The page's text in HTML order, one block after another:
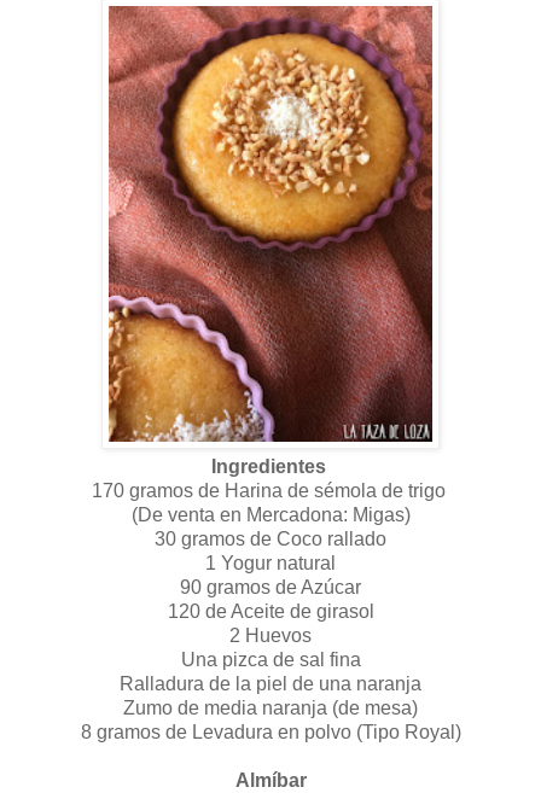
Ingredientes
170 gramos de Harina de sémola de trigo
(De venta en Mercadona: Migas)
30 gramos de Coco rallado
1 Yogur natural
90 gramos de Azúcar
120 de Aceite de girasol
2 Huevos
Una pizca de sal fina
Ralladura de la piel de una naranja
Zumo de media naranja (de mesa)
8 gramos de Levadura en polvo (Tipo Royal)
Almíbar